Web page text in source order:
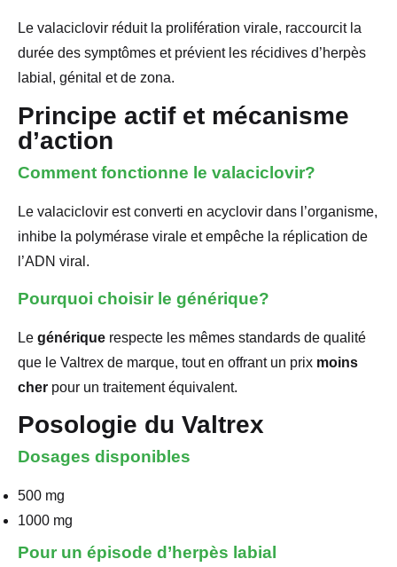
Le valaciclovir réduit la prolifération virale, raccourcit la
durée des symptômes et prévient les récidives d’herpès
labial, génital et de zona.
Principe actif et mécanisme
d’action
Comment fonctionne le valaciclovir?
Le valaciclovir est converti en acyclovir dans l’organisme,
inhibe la polymérase virale et empêche la réplication de
l’ADN viral.
Pourquoi choisir le générique?
Le générique respecte les mêmes standards de qualité
que le Valtrex de marque, tout en offrant un prix moins
cher pour un traitement équivalent.
Posologie du Valtrex
Dosages disponibles
500 mg
1000 mg
Pour un épisode d’herpès labial